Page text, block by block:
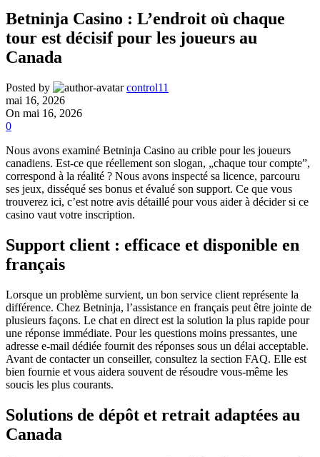
Betninja Casino : L’endroit où chaque
tour est décisif pour les joueurs au
Canada
Posted by
control11
mai 16, 2026
On mai 16, 2026
0
Nous avons examiné Betninja Casino au crible pour les joueurs
canadiens. Est-ce que réellement son slogan, „chaque tour compte”,
correspond à la réalité ? Nous avons inspecté sa licence, parcouru
ses jeux, disséqué ses bonus et évalué son support. Ce que vous
trouverez ici, c’est notre avis détaillé pour vous aider à décider si ce
casino vaut votre inscription.
Support client : efficace et disponible en
français
Lorsque un problème survient, un bon service client représente la
différence. Chez Betninja, l’assistance en français peut être jointe de
plusieurs façons. Le chat en direct est la solution la plus rapide pour
une réponse immédiate. Pour les questions moins pressantes, une
adresse e-mail dédiée fournit des réponses sous un délai acceptable.
Avant de contacter un conseiller, consultez la section FAQ. Elle est
bien fournie et vous aidera souvent de résoudre vous-même les
soucis les plus courants.
Solutions de dépôt et retrait adaptées au
Canada